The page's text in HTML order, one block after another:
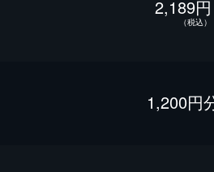
2,189円
（税込）
1,200円